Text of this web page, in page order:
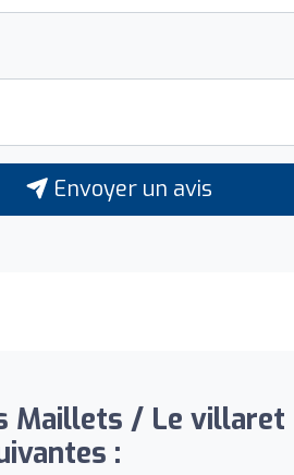
Envoyer un avis
Maillets / Le
: